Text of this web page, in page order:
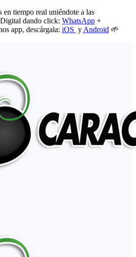
en tiempo real uniéndote a las
dando click: WhatsApp +
app, descárgala: iOS y Android 🌱